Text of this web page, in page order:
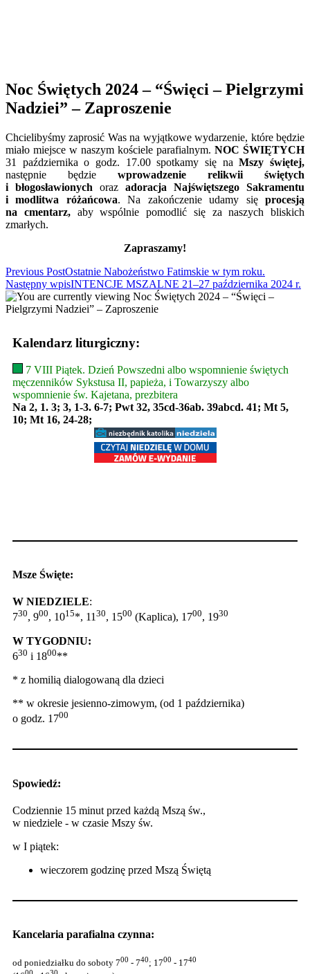
Noc Świętych 2024 – “Święci – Pielgrzymi
Nadziei” – Zaproszenie
Chcielibyśmy zaprosić Wasna wyjątkowe wydarzenie, które będzie
miało miejsce w naszym kościele parafialnym. NOC ŚWIĘTYCH
31 października o godz. 17.00 spotkamy się naMszy świętej,
następnie będzie wprowadzenie relikwii świętych
i błogosławionych oraz adoracja Najświętszego Sakramentu
i modlitwa różańcowa. Na zakończenie udamy sięprocesją
na cmentarz,aby wspólnie pomodlić się za naszych bliskich
zmarłych.
Zapraszamy!
Read
more
articles
Previous PostOstatnie Nabożeństwo Fatimskie w tym roku.
Następny wpisINTENCJE MSZALNE 21–27 października 2024 r.
Kalendarz liturgiczny:
7 VIII Piątek. Dzień Powszedni albo wspomnienie świętych
męczenników Sykstusa II, papieża, i Towarzyszy albo
wspomnienie św. Kajetana, prezbitera
Na 2, 1. 3; 3, 1-3. 6-7; Pwt 32, 35cd-36ab. 39abcd. 41; Mt 5,
10; Mt 16, 24-28;
Msze Święte:
W NIEDZIELE:
730, 900, 1015*, 1130, 1500 (Kaplica), 1700, 1930
W TYGODNIU:
630 i 1800**
* z homilią dialogowaną dla dzieci
** w okresie jesienno-zimowym, (od 1 października)
o godz. 1700
Spowiedź:
Codziennie 15 minut przed każdą Mszą św.,
w niedziele - w czasie Mszy św.
w I piątek:
wieczorem godzinę przed Mszą Świętą
Kancelaria parafialna czynna:
od poniedziałku do soboty 700 - 740; 1700 - 1740